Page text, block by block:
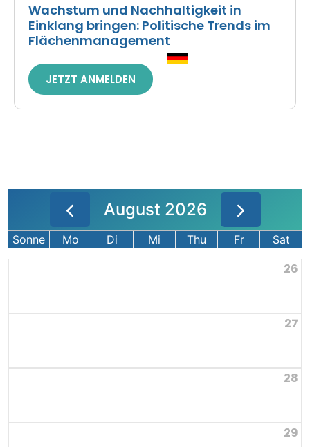
Wachstum und Nachhaltigkeit in
Einklang bringen: Politische Trends im
Flächenmanagement
JETZT ANMELDEN
August 2026
Sonne Mo Di Mi Thu Fr Sat
26
27
28
29